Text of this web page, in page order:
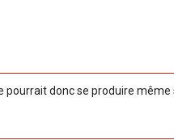
donc se produire